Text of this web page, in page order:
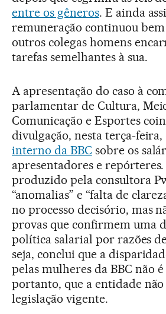
entre os gêneros. E ainda
remuneração continuou
outros colegas homens
tarefas semelhantes à sua.
A apresentação do caso à
parlamentar de Cultura,
Comunicação e Esportes
divulgação, nesta terça-
interno da BBCsobre os
apresentadores e
produzido pela consultora
“anomalias” e “falta de
no processo decisório, mas
provas que confirmem uma
política salarial por razões
seja, conclui que a
pelas mulheres da BBC não
portanto, que a entidade
legislação vigente.